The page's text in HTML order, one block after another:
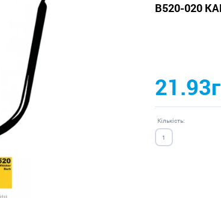
B520-020
Кількість: